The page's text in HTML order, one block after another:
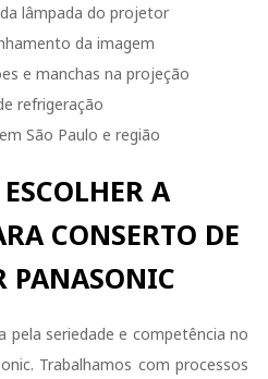
lâmpada do projetor
da imagem
e manchas na projeção
refrigeração
São Paulo e região
A
CONSERTO DE
PANASONIC
pela seriedade e competência no
Trabalhamos com processos